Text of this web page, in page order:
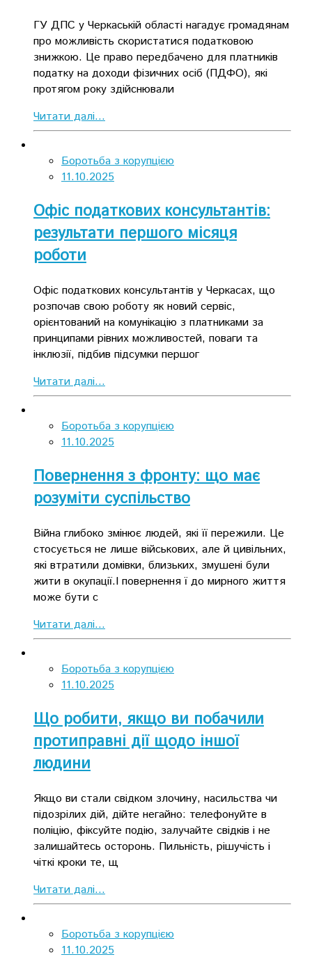
ГУ ДПС у Черкаській області нагадує громадянам
про можливість скористатися податковою
знижкою. Це право передбачено для платників
податку на доходи фізичних осіб (ПДФО), які
протягом року здійснювали
Читати далі...
Боротьба з корупцією
11.10.2025
Офіс податкових консультантів:
результати першого місяця
роботи
Офіс податкових консультантів у Черкасах, що
розпочав свою роботу як новий сервіс,
орієнтований на комунікацію з платниками за
принципами рівних можливостей, поваги та
інклюзії, підбив підсумки першог
Читати далі...
Боротьба з корупцією
11.10.2025
Повернення з фронту: що має
розуміти суспільство
Війна глибоко змінює людей, які її пережили. Це
стосується не лише військових, але й цивільних,
які втратили домівки, близьких, змушені були
жити в окупації.І повернення ї до мирного життя
може бути с
Читати далі...
Боротьба з корупцією
11.10.2025
Що робити, якщо ви побачили
протиправні дії щодо іншої
людини
Якщо ви стали свідком злочину, насильства чи
підозрілих дій, дійте негайно: телефонуйте в
поліцію, фіксуйте подію, залучайте свідків і не
залишайтесь осторонь. Пильність, рішучість і
чіткі кроки те, щ
Читати далі...
Боротьба з корупцією
11.10.2025